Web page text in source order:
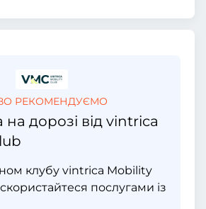
РЕКОМЕНДУЄМО
дорозі від vintrica
клубу vintrica Mobility
послугами із